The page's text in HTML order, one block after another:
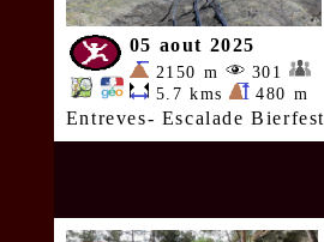
05 aout 2025
2150 m
301
5.7 kms
480 m
Entreves- Escalade Bierfest